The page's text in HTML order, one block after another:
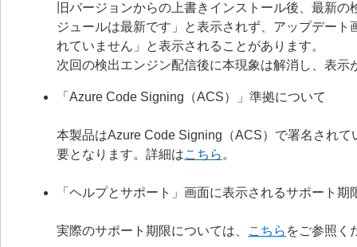
旧バージョンからの上書きインストール後、最新
ジュールは最新です」と表示されず、アップデー
れていません」と表示されることがあります。
次回の検出エンジン配信後に本現象は解消し、表示
「Azure Code Signing（ACS）」準拠について
本製品はAzure Code Signing（ACS）で署名され
要となります。詳細はこちら 。
「ヘルプとサポート」画面に表示されるサポート
実際のサポート期限については、 こちら をご参照く